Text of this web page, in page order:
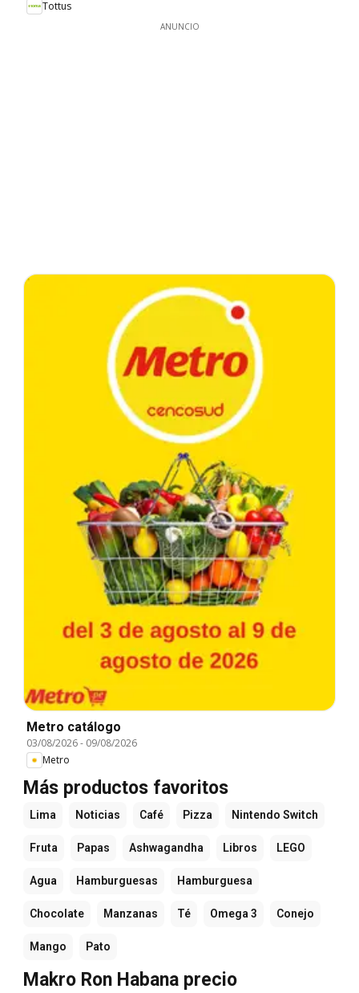
Tottus
ANUNCIO
Metro catálogo
03/08/2026- 09/08/2026
Metro
Más productos favoritos
Lima Noticias Café Pizza Nintendo Switch
Fruta Papas Ashwagandha Libros LEGO
Agua Hamburguesas Hamburguesa
Chocolate Manzanas Té Omega 3 Conejo
Mango Pato
Makro Ron Habana precio